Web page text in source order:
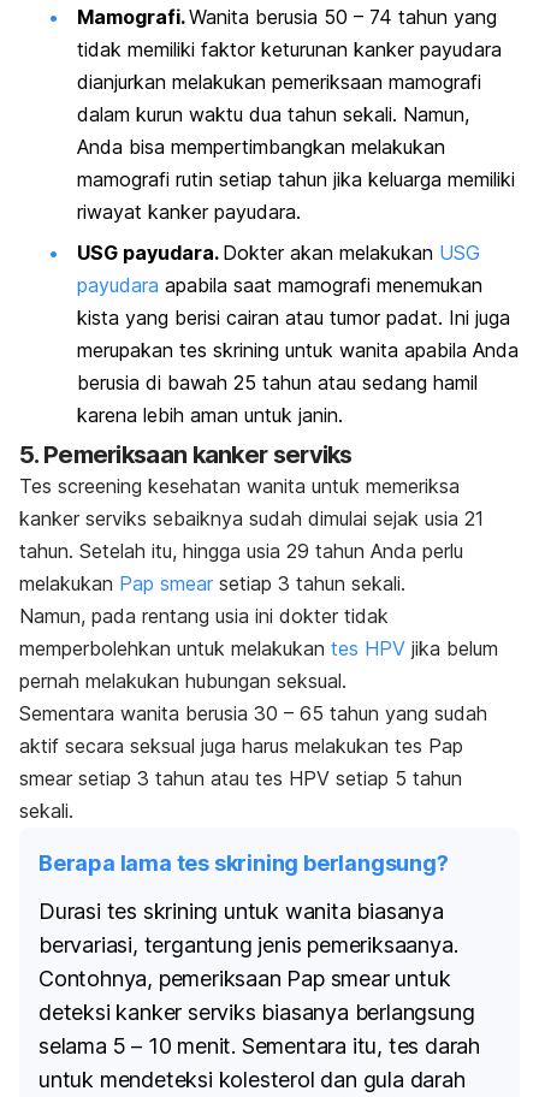
Mamografi.Wanita berusia 50 – 74 tahun yang
tidak memiliki faktor keturunan kanker payudara
dianjurkan melakukan pemeriksaan mamografi
dalam kurun waktu dua tahun sekali. Namun,
Anda bisa mempertimbangkan melakukan
mamografi rutin setiap tahun jika keluarga memiliki
riwayat kanker payudara.
USG payudara. Dokter akan melakukan USG
payudara apabila saat mamografi menemukan
kista yang berisi cairan atau tumor padat. Ini juga
merupakan tes skrining untuk wanita apabila Anda
berusia di bawah 25 tahun atau sedang hamil
karena lebih aman untuk janin.
5. Pemeriksaan kanker serviks
Tes screening kesehatan wanita untuk memeriksa
kanker serviks sebaiknya sudah dimulai sejak usia 21
tahun. Setelah itu, hingga usia 29 tahun Anda perlu
melakukan Pap smear setiap 3 tahun sekali.
Namun, pada rentang usia ini dokter tidak
memperbolehkan untuk melakukan tes HPV jika belum
pernah melakukan hubungan seksual.
Sementara wanita berusia 30 – 65 tahun yang sudah
aktif secara seksual juga harus melakukan tes Pap
smear setiap 3 tahun atau tes HPV setiap 5 tahun
sekali.
Berapa lama tes skrining berlangsung?
Durasi tes skrining untuk wanita biasanya
bervariasi, tergantung jenis pemeriksaanya.
Contohnya, pemeriksaan Pap smearuntuk
deteksi kanker serviks biasanya berlangsung
selama 5 – 10 menit. Sementara itu, tes darah
untuk mendeteksi kolesterol dan gula darah